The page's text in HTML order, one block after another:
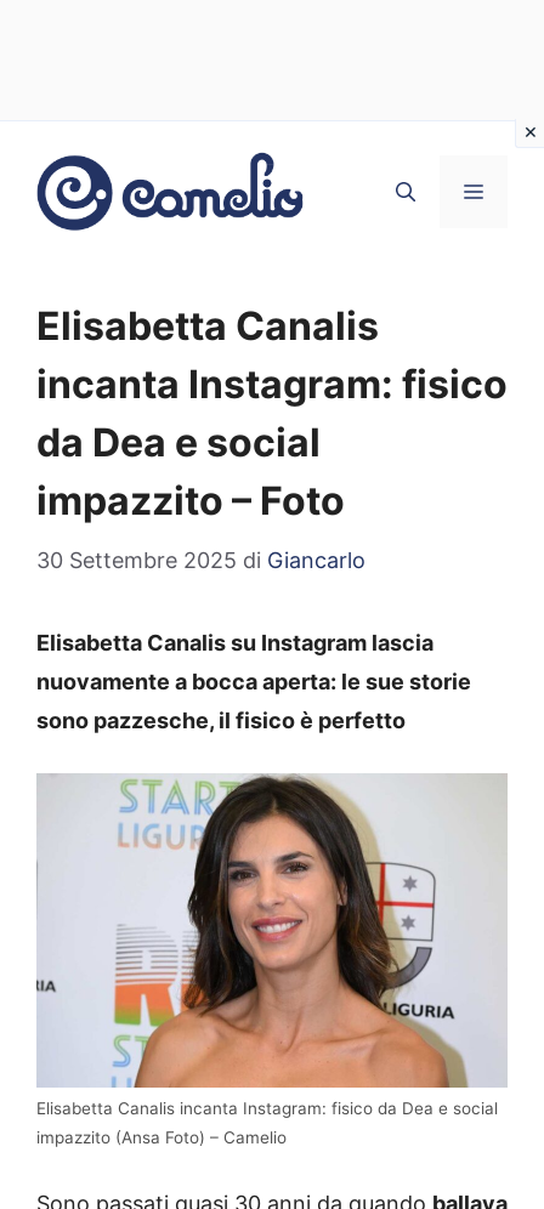
contenuto
MENU
Elisabetta Canalis
incanta Instagram: fisico
da Dea e social
impazzito – Foto
30 Settembre 2025 di Giancarlo
Elisabetta Canalis su Instagram lascia
nuovamente a bocca aperta: le sue storie
sono pazzesche, il fisico è perfetto
Elisabetta Canalis incanta Instagram: fisico da Dea e social
impazzito (Ansa Foto) – Camelio
Sono passati quasi 30 anni da quando ballava